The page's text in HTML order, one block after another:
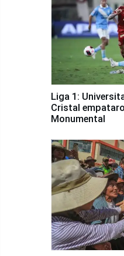
Liga 1:
Cristal
Monumental